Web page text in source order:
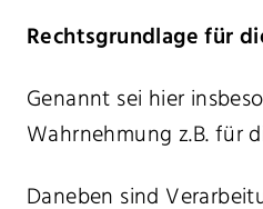
Rechtsgrundlage für
Genannt sei hier
Wahrnehmung z.B. für
Daneben sind